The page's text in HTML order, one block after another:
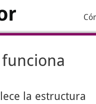
la estructura